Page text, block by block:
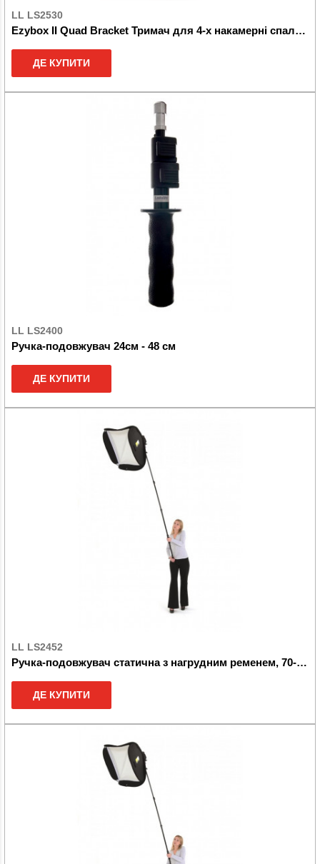
LL LS2530
Ezybox II Quad Bracket Тримач для 4-х накамерні спалахів
ДЕ КУПИТИ
LL LS2400
Ручка-подовжувач 24см - 48 см
ДЕ КУПИТИ
LL LS2452
Ручка-подовжувач статична з нагрудним ременем, 70-176см
ДЕ КУПИТИ